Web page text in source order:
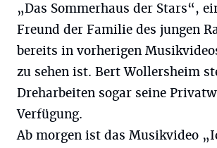
„Das Sommerhaus der Stars“,
Freund der Familie des jungen
bereits in vorherigen
zu sehen ist. Bert Wollersheim
Dreharbeiten sogar seine
Verfügung.
Ab morgen ist das Musikvideo